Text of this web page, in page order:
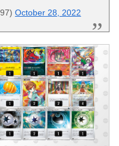
October 28, 2022